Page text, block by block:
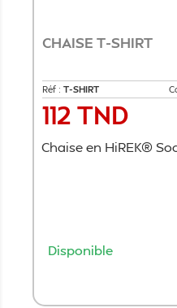
CHAISE T-SHIRT
Réf : T-SHIRT
Prix
112 TND
Chaise en HiREK®
Disponible